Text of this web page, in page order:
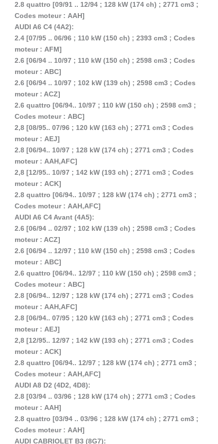
2.8 quattro [09/91 .. 12/94 ; 128 kW (174 ch) ; 2771 cm3 ;
Codes moteur : AAH]
AUDI A6 C4 (4A2):
2.4 [07/95 .. 06/96 ; 110 kW (150 ch) ; 2393 cm3 ; Codes
moteur : AFM]
2.6 [06/94 .. 10/97 ; 110 kW (150 ch) ; 2598 cm3 ; Codes
moteur : ABC]
2.6 [06/94 .. 10/97 ; 102 kW (139 ch) ; 2598 cm3 ; Codes
moteur : ACZ]
2.6 quattro [06/94.. 10/97 ; 110 kW (150 ch) ; 2598 cm3 ;
Codes moteur : ABC]
2,8 [08/95.. 07/96 ; 120 kW (163 ch) ; 2771 cm3 ; Codes
moteur : AEJ]
2.8 [06/94.. 10/97 ; 128 kW (174 ch) ; 2771 cm3 ; Codes
moteur : AAH,AFC]
2,8 [12/95.. 10/97 ; 142 kW (193 ch) ; 2771 cm3 ; Codes
moteur : ACK]
2.8 quattro [06/94.. 10/97 ; 128 kW (174 ch) ; 2771 cm3 ;
Codes moteur : AAH,AFC]
AUDI A6 C4 Avant (4A5):
2.6 [06/94 .. 02/97 ; 102 kW (139 ch) ; 2598 cm3 ; Codes
moteur : ACZ]
2.6 [06/94 .. 12/97 ; 110 kW (150 ch) ; 2598 cm3 ; Codes
moteur : ABC]
2.6 quattro [06/94.. 12/97 ; 110 kW (150 ch) ; 2598 cm3 ;
Codes moteur : ABC]
2.8 [06/94.. 12/97 ; 128 kW (174 ch) ; 2771 cm3 ; Codes
moteur : AAH,AFC]
2.8 [06/94.. 07/95 ; 120 kW (163 ch) ; 2771 cm3 ; Codes
moteur : AEJ]
2,8 [12/95.. 12/97 ; 142 kW (193 ch) ; 2771 cm3 ; Codes
moteur : ACK]
2.8 quattro [06/94.. 12/97 ; 128 kW (174 ch) ; 2771 cm3 ;
Codes moteur : AAH,AFC]
AUDI A8 D2 (4D2, 4D8):
2.8 [03/94 .. 03/96 ; 128 kW (174 ch) ; 2771 cm3 ; Codes
moteur : AAH]
2.8 quattro [03/94 .. 03/96 ; 128 kW (174 ch) ; 2771 cm3 ;
Codes moteur : AAH]
AUDI CABRIOLET B3 (8G7):